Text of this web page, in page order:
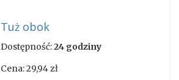
Tuż obok
Dostępność:24 godziny
Cena:29,94 zł